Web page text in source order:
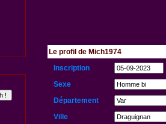
Le profil de Mich1974
Inscription
Sexe
Département
Ville